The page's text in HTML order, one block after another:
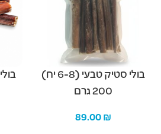
בולי סטיק טבעי (6-8 יח)
200 גרם
89.00 ₪